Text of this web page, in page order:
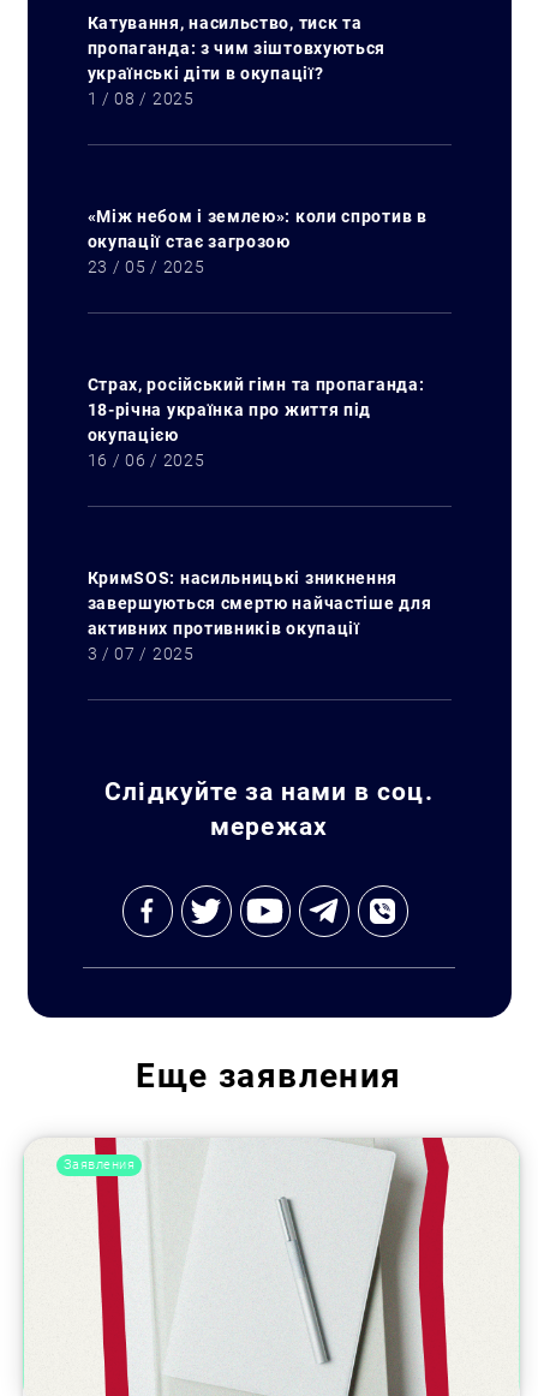
Катування, насильство, тиск та
пропаганда: з чим зіштовхуються
українські діти в окупації?
1 / 08 / 2025
«Між небом і землею»: коли спротив в
окупації стає загрозою
23 / 05 / 2025
Страх, російський гімн та пропаганда:
18-річна українка про життя під
окупацією
16 / 06 / 2025
КримSOS: насильницькі зникнення
завершуються смертю найчастіше для
активних противників окупації
3 / 07 / 2025
Слідкуйте за нами в соц.
мережах
Еще заявления
Заявления